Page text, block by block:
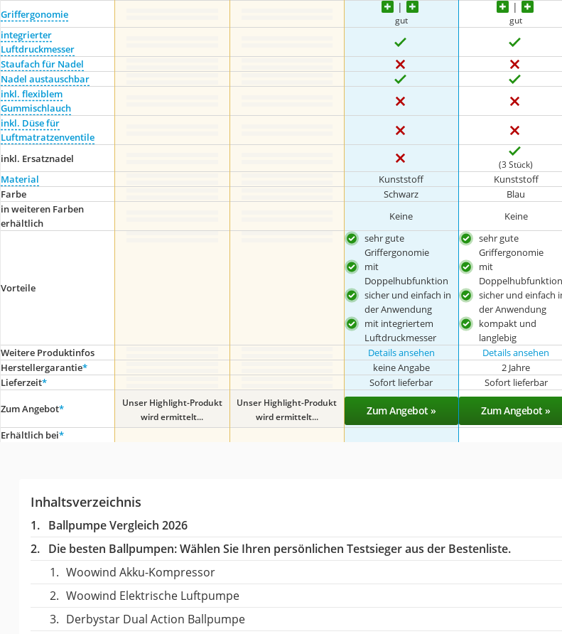
Griffergonomie gut gut
integrierter
Luftdruckmesser
Staufach für Nadel
Nadel austauschbar
inkl. flexiblem
Gummischlauch
inkl. Düse für
Luftmatratzenventile
inkl. Ersatznadel
(3 Stück)
Material Kunststoff Kunststoff
Farbe
Schwarz Blau
in weiteren Farben
erhältlich
Keine Keine
Vorteile
sehr gute
Griffergonomie
mit
Doppelhubfunktion
sicher und einfach in
der Anwendung
mit integriertem
Luftdruckmesser
sehr gute
Griffergonomie
mit
Doppelhubfunktion
sicher und einfach
der Anwendung
kompakt und
langlebig
Weitere Produktinfos Details ansehen Details ansehen
Herstellergarantie* keine Angabe 2 Jahre
Lieferzeit* Sofort lieferbar Sofort lieferbar
Zum Angebot*
Unser Highlight-Produkt
wird ermittelt...
Unser Highlight-Produkt
wird ermittelt...
Zum Angebot » Zum Angebot »
Erhältlich bei*
Inhaltsverzeichnis
Ballpumpe Vergleich 2026
Die besten Ballpumpen:Wählen Sie Ihren persönlichen Testsieger aus der Bestenliste.
Woowind Akku-Kompressor
Woowind Elektrische Luftpumpe
Derbystar Dual Action Ballpumpe